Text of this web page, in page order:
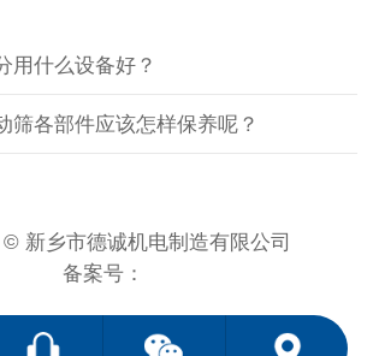
用什么设备好？
筛各部件应该怎样保养呢？
新乡市德诚机电制造有限公司
备案号：